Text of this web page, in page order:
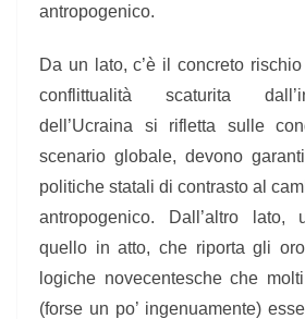
antropogenico.
Da un lato, c’è il concreto
conflittualità scaturita
dell’Ucraina si rifletta sulle
scenario globale, devono
politiche statali di contrasto al
antropogenico.
Dall’altro lato,
quello in atto, che riporta gli
logiche novecentesche che
(forse un po’ ingenuamente)